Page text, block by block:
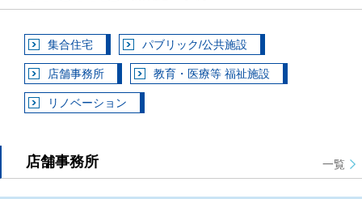
集合住宅 パブリック/公共施設
店舗事務所 教育・医療等 福祉施設
リノベーション
店舗事務所 一覧